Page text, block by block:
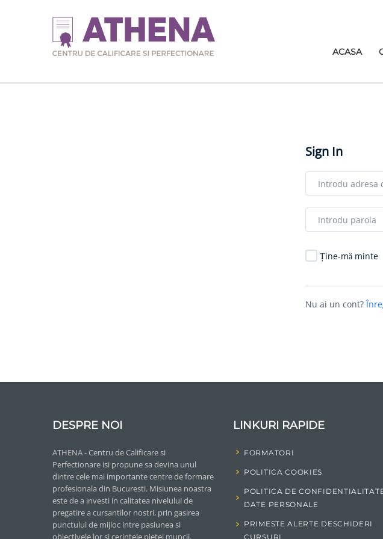
ACASA
Sign In
Ține-mă minte
Nu ai un cont?
DESPRE NOI
ATHENA - Centru de Calificare si
Perfectionare isi propune sa devina unul
dintre cele mai importante centre de formare
profesionala din Bucuresti. Misiunea noastra
este de a investi in calitatea nivelului de
pregatire a cursantilor nostri, prin gasirea
punctului de mijloc intre pasiunea si
obiectivele lor si cerintele pietei muncii.
LINKURI RAPIDE
FORMATORI
POLITICA COOKIES
POLITICA DE
DATE PERSONALE
PRIMESTE ALERTE DESCHIDERI
CURSURI